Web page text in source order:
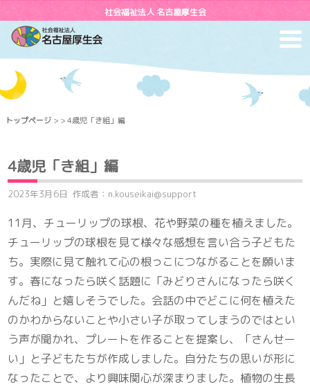
社会福祉法人 名古屋厚生会
トップページ > > 4歳児「き組」編
4歳児「き組」編
2023年3月6日 作成者：n.kouseikai@support
11月、チューリップの球根、花や野菜の種を植えました。
チューリップの球根を見て様々な感想を言い合う子どもた
ち。実際に見て触れて心の根っこにつながることを願いま
す。春になったら咲く話題に「みどりさんになったら咲く
んだね」と嬉しそうでした。会話の中でどこに何を植えた
のかわからないことや小さい子が取ってしまうのではとい
う声が聞かれ、プレートを作ることを提案し、「さんせー
い」と子どもたちが作成しました。自分たちの思いが形に
なったことで、より興味関心が深まりました。植物の生長